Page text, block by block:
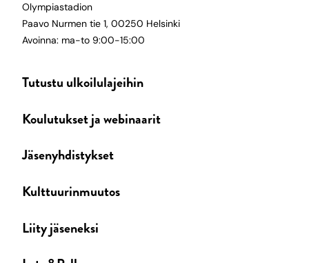
Olympiastadion
Paavo Nurmen tie 1, 00250 Helsinki
Avoinna: ma-to 9:00-15:00
Tutustu ulkoilulajeihin
Koulutukset ja webinaarit
Jäsenyhdistykset
Kulttuurinmuutos
Liity jäseneksi